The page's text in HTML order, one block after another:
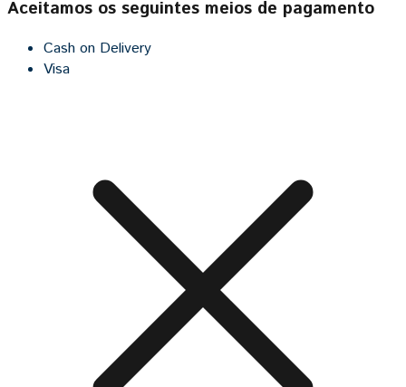
Aceitamos os seguintes meios de pagamento
Cash on Delivery
Visa